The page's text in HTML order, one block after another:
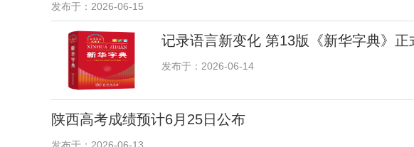
发布于：2026-06-15
记录语言新变化 第13版《新华字典》正
发布于：2026-06-14
陕西高考成绩预计6月25日公布